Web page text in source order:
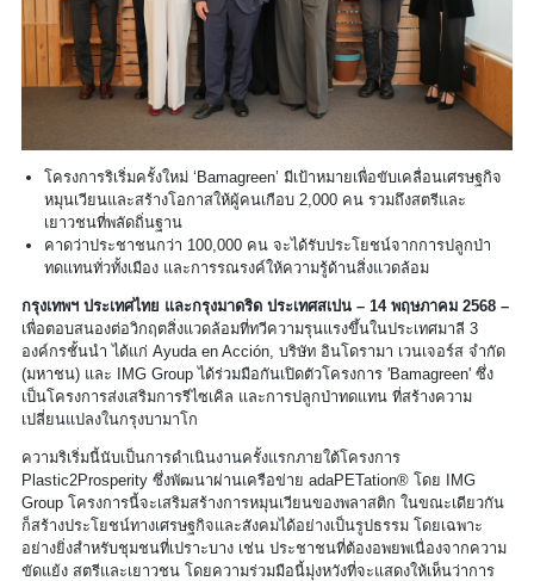
โครงการริเริ่มครั้งใหม่ ‘Bamagreen’ มีเป้าหมายเพื่อขับเคลื่อนเศรษฐกิจ
หมุนเวียนและสร้างโอกาสให้ผู้คนเกือบ 2,000 คน รวมถึงสตรีและ
เยาวชนที่พลัดถิ่นฐาน
คาดว่าประชาชนกว่า 100,000 คน จะได้รับประโยชน์จากการปลูกป่า
ทดแทนทั่วทั้งเมือง และการรณรงค์ให้ความรู้ด้านสิ่งแวดล้อม
กรุงเทพฯ ประเทศไทย และกรุงมาดริด ประเทศสเปน – 14 พฤษภาคม 2568 –
เพื่อตอบสนองต่อวิกฤตสิ่งแวดล้อมที่ทวีความรุนแรงขึ้นในประเทศมาลี 3
องค์กรชั้นนำ ได้แก่ Ayuda en Acción, บริษัท อินโดรามา เวนเจอร์ส จำกัด
(มหาชน) และ IMG Group ได้ร่วมมือกันเปิดตัวโครงการ 'Bamagreen' ซึ่ง
เป็นโครงการส่งเสริมการรีไซเคิล และการปลูกป่าทดแทน ที่สร้างความ
เปลี่ยนแปลงในกรุงบามาโก
ความริเริ่มนี้นับเป็นการดำเนินงานครั้งแรกภายใต้โครงการ
Plastic2Prosperity ซึ่งพัฒนาผ่านเครือข่าย adaPETation® โดย IMG
Group โครงการนี้จะเสริมสร้างการหมุนเวียนของพลาสติก ในขณะเดียวกัน
ก็สร้างประโยชน์ทางเศรษฐกิจและสังคมได้อย่างเป็นรูปธรรม โดยเฉพาะ
อย่างยิ่งสำหรับชุมชนที่เปราะบาง เช่น ประชาชนที่ต้องอพยพเนื่องจากความ
ขัดแย้ง สตรีและเยาวชน โดยความร่วมมือนี้มุ่งหวังที่จะแสดงให้เห็นว่าการ